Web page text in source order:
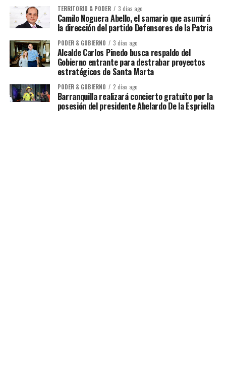
TERRITORIO & PODER 3 días ago
Camilo Noguera Abello, el samario que asumirá
la dirección del partido Defensores de la Patria
PODER & GOBIERNO 3 días ago
Alcalde Carlos Pinedo busca respaldo del
Gobierno entrante para destrabar proyectos
estratégicos de Santa Marta
PODER & GOBIERNO 2 días ago
Barranquilla realizará concierto gratuito por la
posesión del presidente Abelardo De la Espriella